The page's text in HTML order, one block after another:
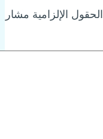
الحقول الإلزامية مشار